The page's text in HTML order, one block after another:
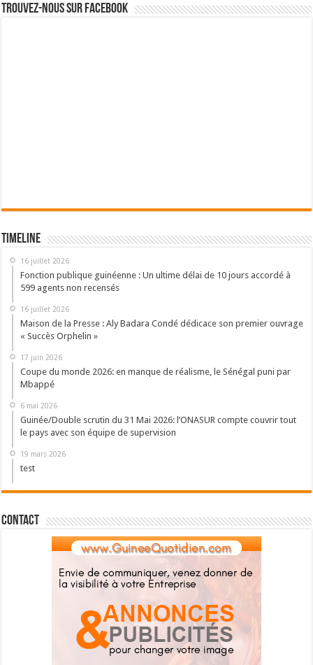
Trouvez-nous sur Facebook
Timeline
16 juillet 2026
Fonction publique guinéenne : Un ultime délai de 10 jours accordé à
599 agents non recensés
16 juillet 2026
Maison de la Presse : Aly Badara Condé dédicace son premier ouvrage
« Succès Orphelin »
17 juin 2026
Coupe du monde 2026: en manque de réalisme, le Sénégal puni par
Mbappé
6 mai 2026
Guinée/Double scrutin du 31 Mai 2026: l’ONASUR compte couvrir tout
le pays avec son équipe de supervision
19 mars 2026
test
Contact